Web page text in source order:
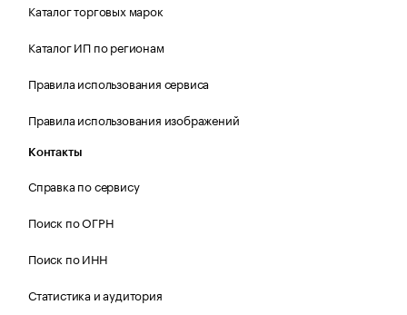
Каталог торговых марок
Каталог ИП по регионам
Правила использования сервиса
Правила использования изображений
Контакты
Справка по сервису
Поиск по ОГРН
Поиск по ИНН
Статистика и аудитория